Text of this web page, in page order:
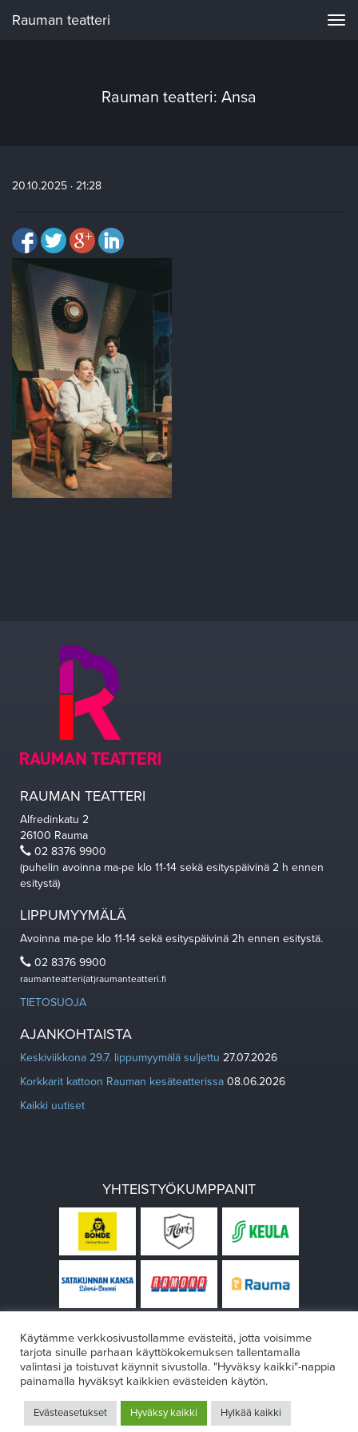
Rauman teatteri
Rauman teatteri: Ansa
20.10.2025 · 21:28
RAUMAN TEATTERI
Alfredinkatu 2
26100 Rauma
02 8376 9900
(puhelin avoinna ma-pe klo 11-14 sekä esityspäivinä 2 h ennen
esitystä)
LIPPUMYYMÄLÄ
Avoinna ma-pe klo 11-14 sekä esityspäivinä 2h ennen esitystä.
02 8376 9900
raumanteatteri(at)raumanteatteri.fi
TIETOSUOJA
AJANKOHTAISTA
Keskiviikkona 29.7. lippumyymälä suljettu 27.07.2026
Korkkarit kattoon Rauman kesäteatterissa 08.06.2026
Kaikki uutiset
YHTEISTYÖKUMPPANIT
Design:VÄRIKÄS
Käytämme verkkosivustollamme evästeitä, jotta voisimme
tarjota sinulle parhaan käyttökokemuksen tallentamalla
valintasi ja toistuvat käynnit sivustolla. "Hyväksy kaikki"-nappia
painamalla hyväksyt kaikkien evästeiden käytön.
Evästeasetukset Hyväksy kaikki Hylkää kaikki